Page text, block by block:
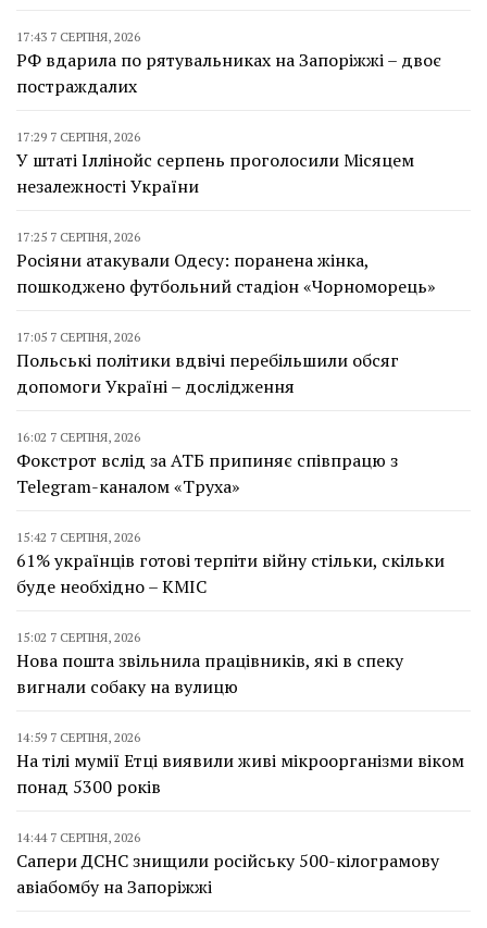
17:43 7 СЕРПНЯ, 2026
РФ вдарила по рятувальниках на Запоріжжі – двоє
постраждалих
17:29 7 СЕРПНЯ, 2026
У штаті Іллінойс серпень проголосили Місяцем
незалежності України
17:25 7 СЕРПНЯ, 2026
Росіяни атакували Одесу: поранена жінка,
пошкоджено футбольний стадіон «Чорноморець»
17:05 7 СЕРПНЯ, 2026
Польські політики вдвічі перебільшили обсяг
допомоги Україні – дослідження
16:02 7 СЕРПНЯ, 2026
Фокстрот вслід за АТБ припиняє співпрацю з
Telegram-каналом «Труха»
15:42 7 СЕРПНЯ, 2026
61% українців готові терпіти війну стільки, скільки
буде необхідно – КМІС
15:02 7 СЕРПНЯ, 2026
Нова пошта звільнила працівників, які в спеку
вигнали собаку на вулицю
14:59 7 СЕРПНЯ, 2026
На тілі мумії Етці виявили живі мікроорганізми віком
понад 5300 років
14:44 7 СЕРПНЯ, 2026
Сапери ДСНС знищили російську 500-кілограмову
авіабомбу на Запоріжжі